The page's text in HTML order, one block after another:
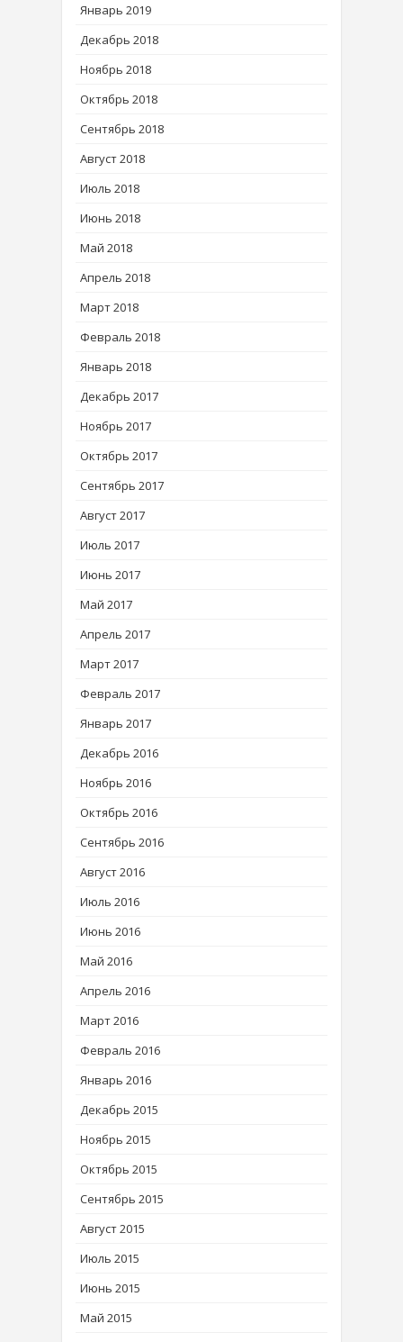
Январь 2019
Декабрь 2018
Ноябрь 2018
Октябрь 2018
Сентябрь 2018
Август 2018
Июль 2018
Июнь 2018
Май 2018
Апрель 2018
Март 2018
Февраль 2018
Январь 2018
Декабрь 2017
Ноябрь 2017
Октябрь 2017
Сентябрь 2017
Август 2017
Июль 2017
Июнь 2017
Май 2017
Апрель 2017
Март 2017
Февраль 2017
Январь 2017
Декабрь 2016
Ноябрь 2016
Октябрь 2016
Сентябрь 2016
Август 2016
Июль 2016
Июнь 2016
Май 2016
Апрель 2016
Март 2016
Февраль 2016
Январь 2016
Декабрь 2015
Ноябрь 2015
Октябрь 2015
Сентябрь 2015
Август 2015
Июль 2015
Июнь 2015
Май 2015